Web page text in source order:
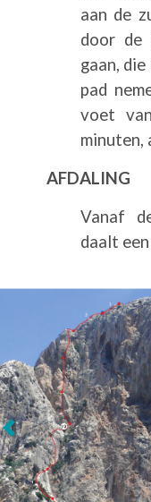
aan de
door de
gaan,
pad
voet
minuten,
AFDALING
Vanaf
daalt
Volgende